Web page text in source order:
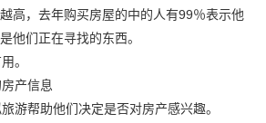
高，去年购买房屋的中的人有99％表示他
他们正在寻找的东西。
。
产信息
游帮助他们决定是否对房产感兴趣。